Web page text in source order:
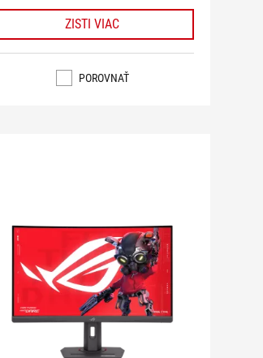
ZISTI VIAC
POROVNAŤ